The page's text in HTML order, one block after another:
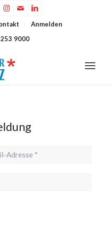
Anmelden
9000